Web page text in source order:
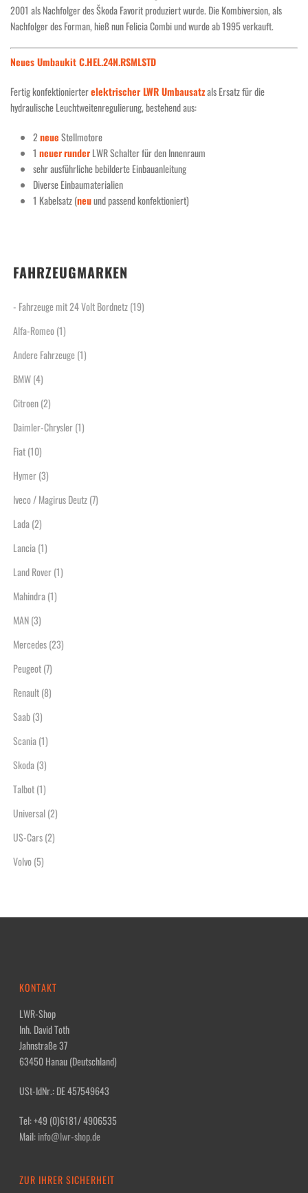
2001 als Nachfolger des Škoda Favorit produziert wurde. Die Kombiversion, als
Nachfolger des Forman, hieß nun Felicia Combi und wurde ab 1995 verkauft.
Neues Umbaukit C.HEL.24N.RSMLSTD
Fertig konfektionierterelektrischer LWR Umbausatzals Ersatz für die
hydraulische Leuchtweitenregulierung, bestehend aus:
2neueStellmotore
1 neuerrunderLWR Schalter für den Innenraum
sehr ausführliche bebilderte Einbauanleitung
Diverse Einbaumaterialien
1 Kabelsatz (neuund passend konfektioniert)
FAHRZEUGMARKEN
- Fahrzeuge mit 24 Volt Bordnetz(19)
Alfa-Romeo(1)
Andere Fahrzeuge(1)
BMW(4)
Citroen(2)
Daimler-Chrysler(1)
Fiat(10)
Hymer(3)
Iveco / Magirus Deutz(7)
Lada(2)
Lancia(1)
Land Rover(1)
Mahindra(1)
MAN(3)
Mercedes(23)
Peugeot(7)
Renault(8)
Saab(3)
Scania(1)
Skoda(3)
Talbot(1)
Universal(2)
US-Cars(2)
Volvo(5)
KONTAKT
LWR-Shop
Inh. David Toth
Jahnstraße 37
63450 Hanau (Deutschland)
USt-IdNr.: DE 457549643
Tel: +49 (0)6181/ 4906535
Mail:info@lwr-shop.de
ZUR IHRER SICHERHEIT